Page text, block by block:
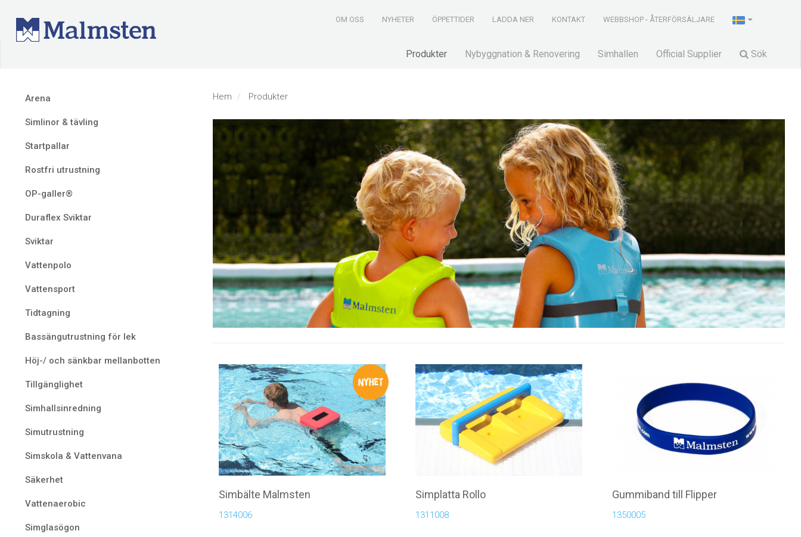
OM OSS NYHETER ÖPPETTIDER LADDA NER KONTAKT WEBBSHOP - ÅTERFÖRSÄLJARE
Produkter Nybyggnation & Renovering Simhallen Official Supplier Sök
Hem Produkter
Simbälte Malmsten
1314006
Simplatta Rollo
1311008
Gummiband till Flipper
1350005
Arena
Simlinor & tävling
Startpallar
Rostfri utrustning
OP-galler®
Duraflex Sviktar
Sviktar
Vattenpolo
Vattensport
Tidtagning
Bassängutrustning för lek
Höj-/ och sänkbar mellanbotten
Tillgänglighet
Simhallsinredning
Simutrustning
Simskola & Vattenvana
Säkerhet
Vattenaerobic
Simglasögon